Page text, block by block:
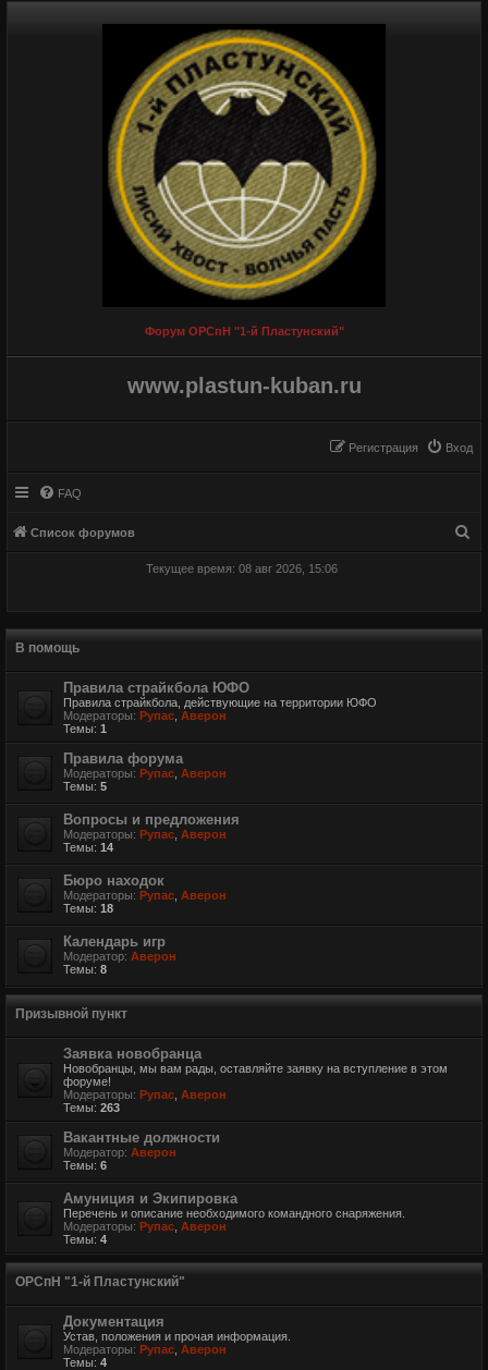
Форум ОРСпН "1-й Пластунский"
www.plastun-kuban.ru
Вход
Регистрация
FAQ
Список форумов
Текущее время: 08 авг 2026, 15:06
В помощь
Правила страйкбола ЮФО
Правила страйкбола, действующие на территории ЮФО
Модераторы: Рупас Аверон
Темы: 1
Правила форума
Модераторы: Рупас Аверон
Темы: 5
Вопросы и предложения
Модераторы: Рупас Аверон
Темы: 14
Бюро находок
Модераторы: Рупас Аверон
Темы: 18
Календарь игр
Модератор: Аверон
Темы: 8
Призывной пункт
Заявка новобранца
Новобранцы, мы вам рады, оставляйте заявку на вступление в этом
форуме!
Модераторы: Рупас Аверон
Темы: 263
Вакантные должности
Модератор: Аверон
Темы: 6
Амуниция и Экипировка
Перечень и описание необходимого командного снаряжения.
Модераторы: Рупас Аверон
Темы: 4
ОРСпН "1-й Пластунский"
Документация
Устав, положения и прочая информация.
Модераторы: Рупас Аверон
Темы: 4